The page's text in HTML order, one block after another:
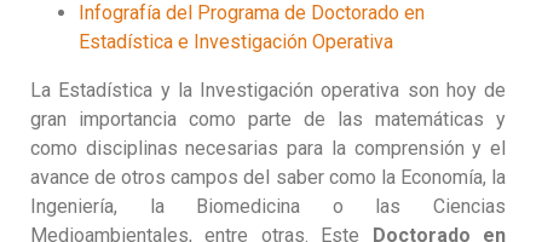
Infografía del Programa de Doctorado en
Estadística e Investigación Operativa
La Estadística y la Investigación operativa son hoy de
gran importancia como parte de las matemáticas y
como disciplinas necesarias para la comprensión y el
avance de otros campos del saber como la Economía, la
Ingeniería, la Biomedicina o las Ciencias
Medioambientales, entre otras. Este Doctorado en